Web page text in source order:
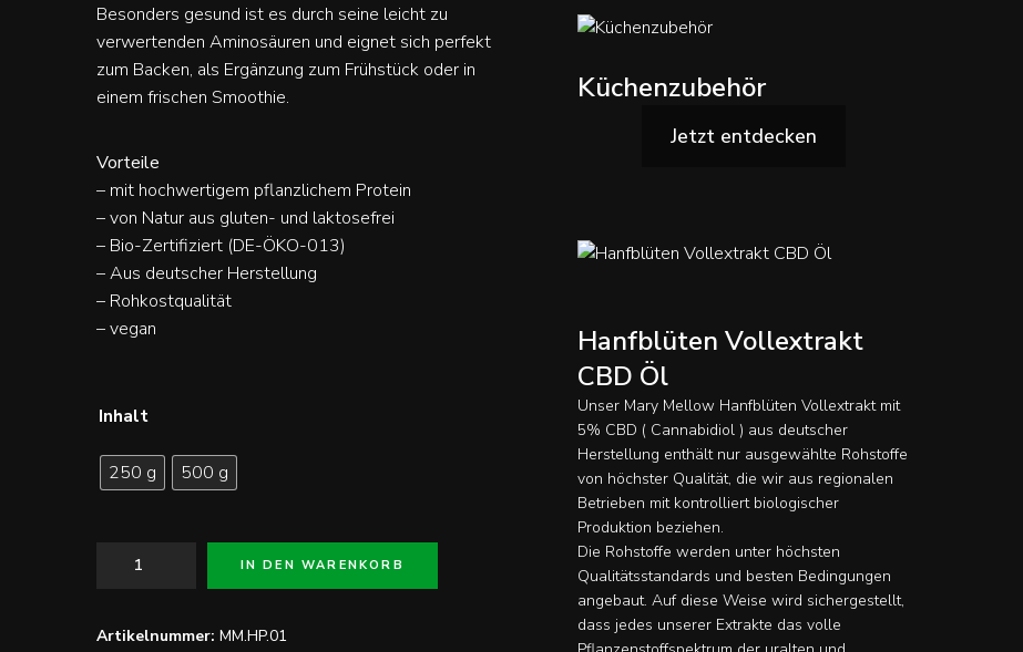
Besonders gesund ist es durch seine leicht zu
verwertenden Aminosäuren und eignet sich perfekt
zum Backen, als Ergänzung zum Frühstück oder in
einem frischen Smoothie.
Vorteile
– mit hochwertigem pflanzlichem Protein
– von Natur aus gluten- und laktosefrei
– Bio-Zertifiziert (DE-ÖKO-013)
– Aus deutscher Herstellung
– Rohkostqualität
– vegan
Inhalt
250 g 500 g
Menge
IN DEN WARENKORB
Artikelnummer: MM.HP.01
Küchenzubehör
Jetzt entdecken
Hanfblüten Vollextrakt
CBD Öl
Unser Mary Mellow Hanfblüten Vollextrakt mit
5% CBD ( Cannabidiol ) aus deutscher
Herstellung enthält nur ausgewählte Rohstoffe
von höchster Qualität, die wir aus regionalen
Betrieben mit kontrolliert biologischer
Produktion beziehen.
Die Rohstoffe werden unter höchsten
Qualitätsstandards und besten Bedingungen
angebaut. Auf diese Weise wird sichergestellt,
dass jedes unserer Extrakte das volle